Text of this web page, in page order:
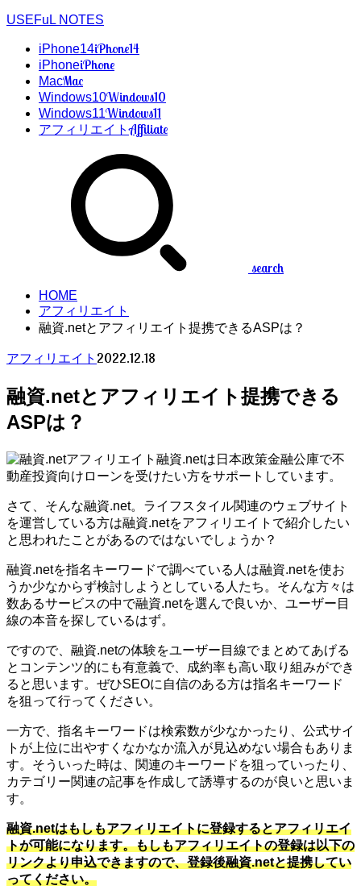
USEFuL NOTES
iPhone14iPhone14
iPhoneiPhone
MacMac
Windows10Windows10
Windows11Windows11
アフィリエイトAffiliate
search
HOME
アフィリエイト
融資.netとアフィリエイト提携できるASPは？
アフィリエイト 2022.12.18
融資.netとアフィリエイト提携できる
ASPは？
融資.netは日本政策金融公庫で不
動産投資向けローンを受けたい方をサポートしています。
さて、そんな融資.net。ライフスタイル関連のウェブサイト
を運営している方は融資.netをアフィリエイトで紹介したい
と思われたことがあるのではないでしょうか？
融資.netを指名キーワードで調べている人は融資.netを使お
うか少なからず検討しようとしている人たち。そんな方々は
数あるサービスの中で融資.netを選んで良いか、ユーザー目
線の本音を探しているはず。
ですので、融資.netの体験をユーザー目線でまとめてあげる
とコンテンツ的にも有意義で、成約率も高い取り組みができ
ると思います。ぜひSEOに自信のある方は指名キーワード
を狙って行ってください。
一方で、指名キーワードは検索数が少なかったり、公式サイ
トが上位に出やすくなかなか流入が見込めない場合もありま
す。そういった時は、関連のキーワードを狙っていったり、
カテゴリー関連の記事を作成して誘導するのが良いと思いま
す。
融資.netはもしもアフィリエイトに登録するとアフィリエイ
トが可能になります。もしもアフィリエイトの登録は以下の
リンクより申込できますので、登録後融資.netと提携してい
ってください。